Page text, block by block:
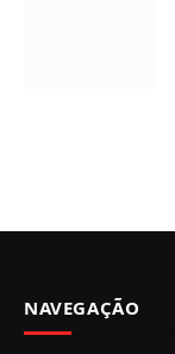
NAVEGAÇÃO